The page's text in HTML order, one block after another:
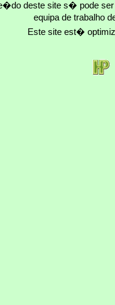
deste site s� pode
equipa de trabalho
Este site est�